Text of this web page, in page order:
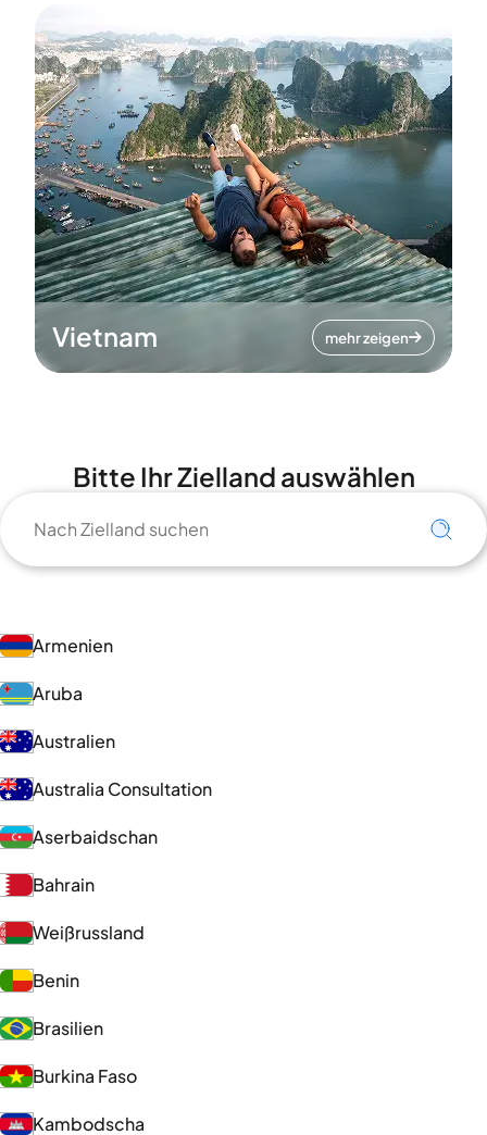
Vietnam mehr zeigen
Bitte Ihr Zielland auswählen
Armenien
Aruba
Australien
Australia Consultation
Aserbaidschan
Bahrain
Weißrussland
Benin
Brasilien
Burkina Faso
Kambodscha